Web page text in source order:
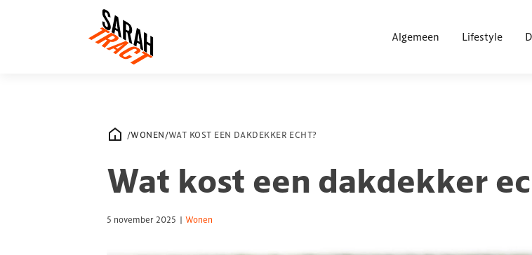
Algemeen Lifestyle
/WONEN/WAT KOST EEN DAKDEKKER ECHT?
Wat kost een dakdekker
5 november 2025 | Wonen